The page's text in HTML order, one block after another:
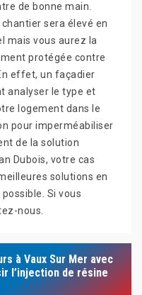
de bonne main.
sera élevé en
mais vous aurez la
protégée contre
effet, un façadier
analyser le type et
logement dans le
pour imperméabiliser
de la solution
Dubois, votre cas
solutions en
Si vous
nous.
à Vaux Sur Mer avec
l’injection de résine